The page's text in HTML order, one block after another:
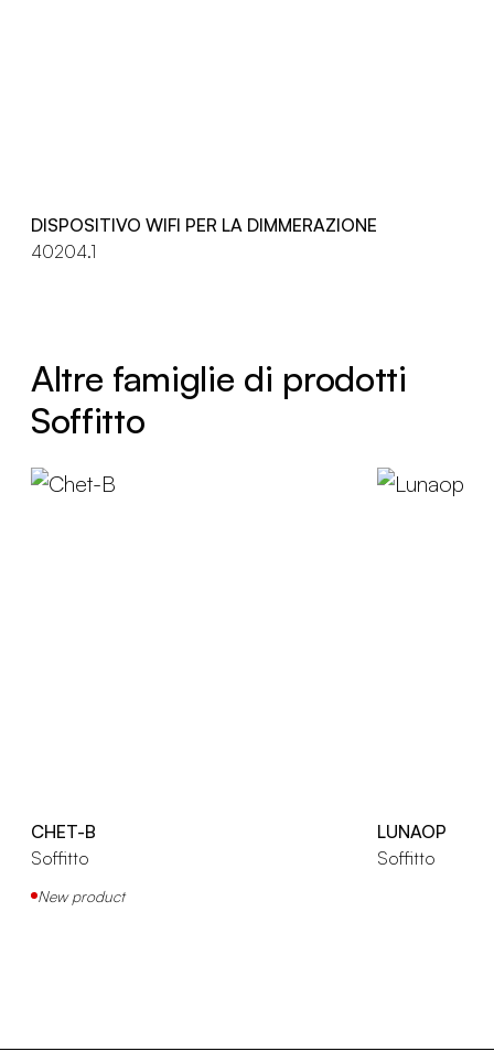
DISPOSITIVO WIFI PER LA DIMMERAZIONE
40204.1
Altre famiglie di prodotti
Soffitto
CHET-B
Soffitto
New product
LUNAOP
Soffitto